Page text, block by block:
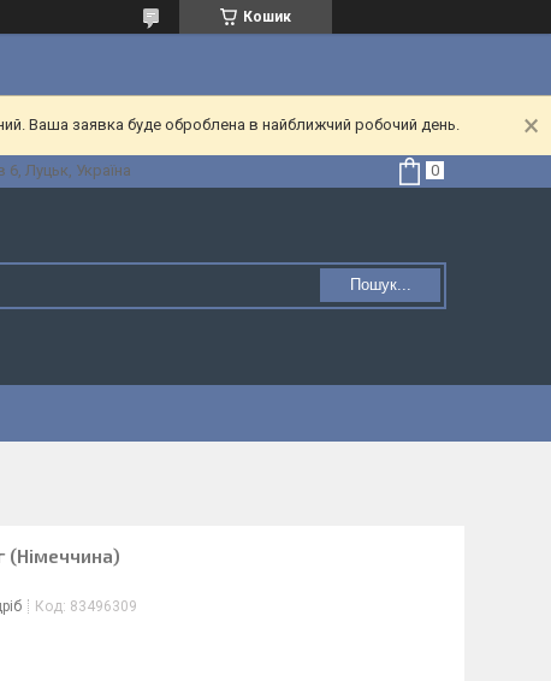
Кошик
Ваша заявка буде оброблена в найближчий робочий день.
Луцьк, Україна
Пошук...
(Німеччина)
Код: 83496309